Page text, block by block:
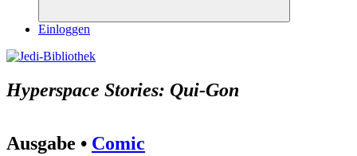
Suchen
Einloggen
Hyperspace Stories: Qui-Gon
Ausgabe • Comic